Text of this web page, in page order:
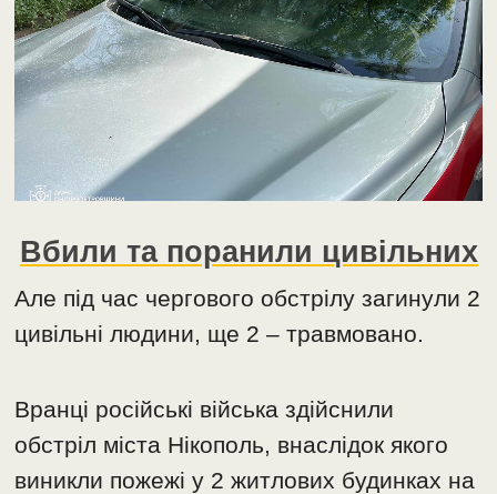
Вбили та поранили цивільних
Але під час чергового обстрілу загинули 2
цивільні людини, ще 2 – травмовано.
Вранці російські війська здійснили
обстріл міста Нікополь, внаслідок якого
виникли пожежі у 2 житлових будинках на